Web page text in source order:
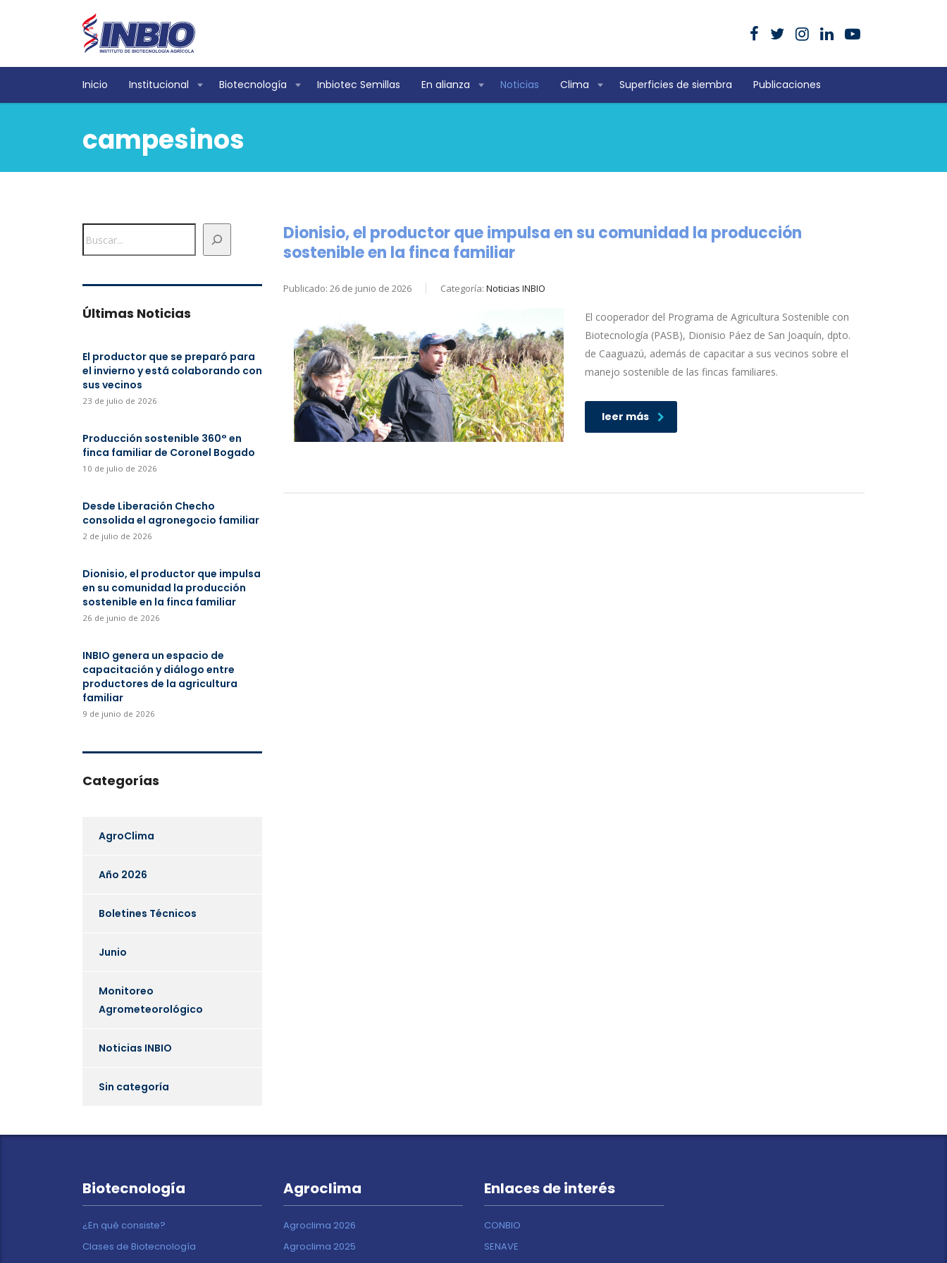
Inicio Institucional Biotecnología Inbiotec Semillas En alianza Noticias Clima Superficies de siembra Publicaciones
campesinos
Dionisio, el productor que impulsa en su comunidad la producción
sostenible en la finca familiar
Publicado: 26 de junio de 2026 Categoría: Noticias INBIO
El cooperador del Programa de Agricultura Sostenible con
Biotecnología (PASB), Dionisio Páez de San Joaquín, dpto.
de Caaguazú, además de capacitar a sus vecinos sobre el
manejo sostenible de las fincas familiares.
leer más
Últimas Noticias
El productor que se preparó para
el invierno y está colaborando con
sus vecinos
23 de julio de 2026
Producción sostenible 360° en
finca familiar de Coronel Bogado
10 de julio de 2026
Desde Liberación Checho
consolida el agronegocio familiar
2 de julio de 2026
Dionisio, el productor que impulsa
en su comunidad la producción
sostenible en la finca familiar
26 de junio de 2026
INBIO genera un espacio de
capacitación y diálogo entre
productores de la agricultura
familiar
9 de junio de 2026
Categorías
AgroClima
Año 2026
Boletines Técnicos
Junio
Monitoreo
Agrometeorológico
Noticias INBIO
Sin categoría
Biotecnología
¿En qué consiste?
Clases de Biotecnología
Agroclima
Agroclima 2026
Agroclima 2025
Enlaces de interés
CONBIO
SENAVE